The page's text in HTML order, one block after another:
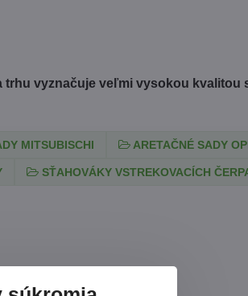
trhu vyznačuje veľmi vysokou
MITSUBISCHI ARETAČNÉ SADY
SŤAHOVÁKY VSTREKOVACÍCH